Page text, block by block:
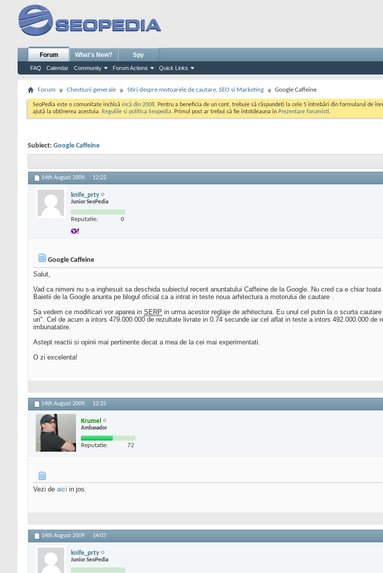
Forum
FAQ Calendar Community Forum Actions Quick Links
What's New? Spy
Forum Chestiuni generale Stiri despre motoarele de cautare, SEO si Marketing Google Caffeine
SeoPedia este o comunitate inchisă incă din 2008. Pentru a beneficia de un cont, trebuie să răspundeți la cele 5 întrebări din formularul de
ajută la obținerea acestuia. Regulile si politica Seopedia. Primul post ar trebui să fie intotdeauna in Prezentare forumisti.
Subiect: Google Caffeine
14th August 2009, 12:22
knife_prty
Junior SeoPedia
Reputatie: 0
Google Caffeine
Salut,
Vad ca nimeni nu s-a inghesuit sa deschida subiectul recent anuntatului Caffeine de la Google. Nu cred ca e chiar
Baietii de la Google anunta pe blogul oficial ca a intrat in teste noua arhitectura a motorului de cautare .
Sa vedem ce modificari vor aparea in SERP in urma acestor reglaje de arhitectura. Eu unul cel putin la o scurta
uri". Cel de acum a intors 479.000.000 de rezultate livrate in 0.74 secunde iar cel aflat in teste a intors 492.000.000
imbunatatire.
Astept reactii si opinii mai pertinente decat a mea de la cei mai experimentati.
O zi excelenta!
14th August 2009, 12:25
Krumel
Ambasador
Reputatie: 72
Vezi de aici in jos.
14th August 2009, 14:07
knife_prty
Junior SeoPedia